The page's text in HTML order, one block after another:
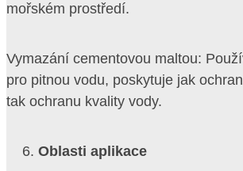
mořském prostředí.
Vymazání cementovou maltou:
pro pitnou vodu, poskytuje jak
tak ochranu kvality vody.
Oblasti aplikace